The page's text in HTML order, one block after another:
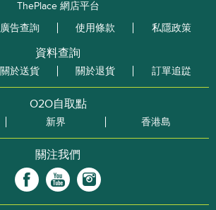
ThePlace 網店平台
廣告查詢 使用條款 私隱政策
資料查詢
關於送貨 關於退貨 訂單追踨
O2O自取點
新界 香港島
關注我們